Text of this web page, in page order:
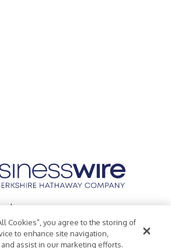
Inc.
Policy
Accessibility Statement
Cookies”, you agree to the storing of
to enhance site navigation,
assist in our marketing efforts.